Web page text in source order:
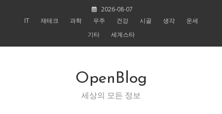
2026-08-07
IT
재테크 과학 우주 건강 시골 생각
운세
기타
세계스타
OpenBlog
세상의 모든 정보